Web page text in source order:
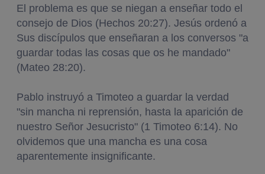
El problema es que se niegan a enseñar todo el
consejo de Dios (Hechos 20:27). Jesús ordenó a
Sus discípulos que enseñaran a los conversos "a
guardar todas las cosas que os he mandado"
(Mateo 28:20).
Pablo instruyó a Timoteo a guardar la verdad
"sin mancha ni reprensión, hasta la aparición de
nuestro Señor Jesucristo" (1 Timoteo 6:14). No
olvidemos que una mancha es una cosa
aparentemente insignificante.